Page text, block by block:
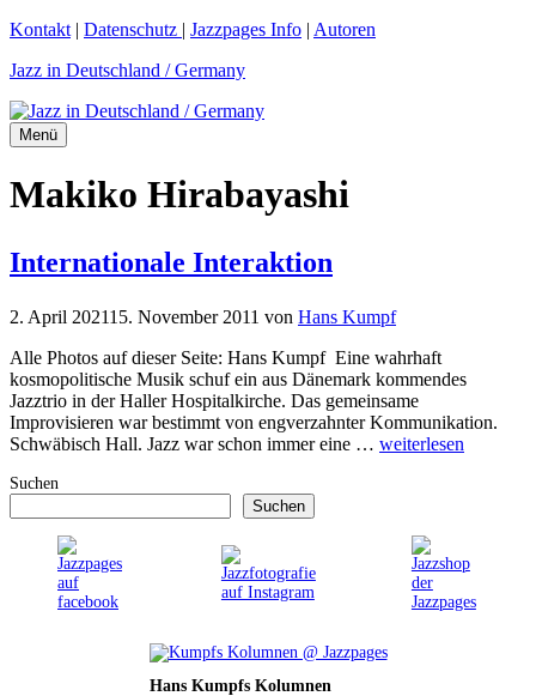
Zum
springen
Kontakt | Datenschutz | Jazzpages Info | Autoren
Jazz in Deutschland / Germany
Menü
Makiko Hirabayashi
Internationale Interaktion
2. April 202115. November 2011 von Hans Kumpf
Alle Photos auf dieser Seite: Hans Kumpf Eine wahrhaft
kosmopolitische Musik schuf ein aus Dänemark kommendes
Jazztrio in der Haller Hospitalkirche. Das gemeinsame
Improvisieren war bestimmt von engverzahnter Kommunikation.
Schwäbisch Hall. Jazz war schon immer eine … weiterlesen
Suchen
Suchen
Hans Kumpfs Kolumnen